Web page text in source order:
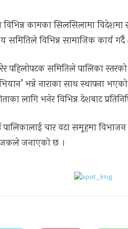
विभिन्न कामका सिलसिलामा
समितिले विभिन्न सामाजिक कार्य
पहिलोपटक समितिले पालिका
भन्ने नाराका साथ स्थापना भएको
लागि भनेर विभिन्न देशबाट
चार वटा समूहमा
जनाएको छ ।